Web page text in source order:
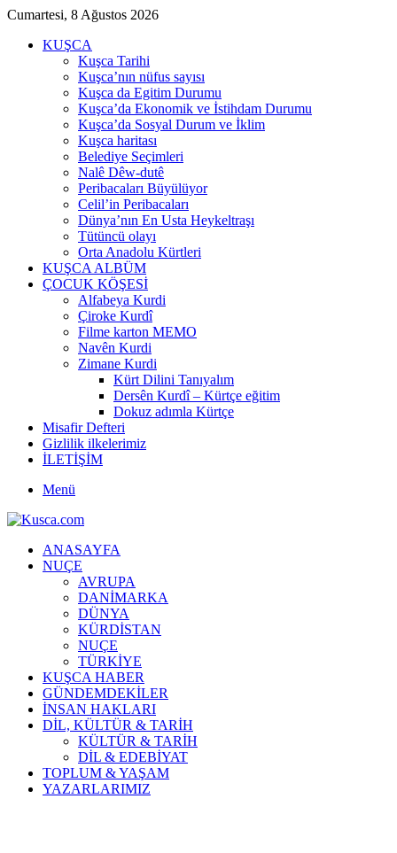
Cumartesi, 8 Ağustos 2026
KUŞCA
Kuşca Tarihi
Kuşca’nın nüfus sayısı
Kuşca da Egitim Durumu
Kuşca’da Ekonomik ve İstihdam Durumu
Kuşca’da Sosyal Durum ve İklim
Kuşca haritası
Belediye Seçimleri
Nalê Dêw-dutê
Peribacaları Büyülüyor
Celil’in Peribacaları
Dünya’nın En Usta Heykeltraşı
Tütüncü olayı
Orta Anadolu Kürtleri
KUŞCA ALBÜM
ÇOCUK KÖŞESİ
Alfabeya Kurdi
Çiroke Kurdî
Filme karton MEMO
Navên Kurdi
Zimane Kurdi
Kürt Dilini Tanıyalım
Dersên Kurdî – Kürtçe eğitim
Dokuz adımla Kürtçe
Misafir Defteri
Gizlilik ilkelerimiz
İLETİŞİM
Menü
ANASAYFA
NUÇE
AVRUPA
DANİMARKA
DÜNYA
KÜRDİSTAN
NUÇE
TÜRKİYE
KUŞCA HABER
GÜNDEMDEKİLER
İNSAN HAKLARI
DİL, KÜLTÜR & TARİH
KÜLTÜR & TARİH
DİL & EDEBİYAT
TOPLUM & YAŞAM
YAZARLARIMIZ